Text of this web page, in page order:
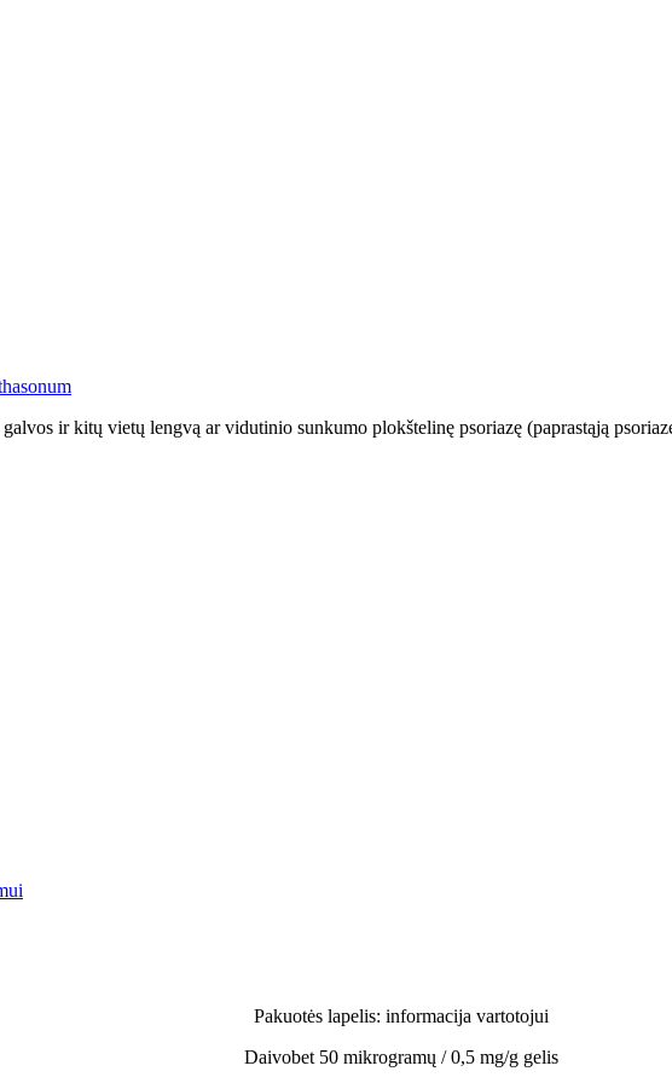
ir kitų vietų lengvą ar vidutinio sunkumo plokštelinę psoriazę (paprastąją
Pakuotės lapelis: informacija vartotojui
Daivobet 50 mikrogramų / 0,5 mg/g gelis